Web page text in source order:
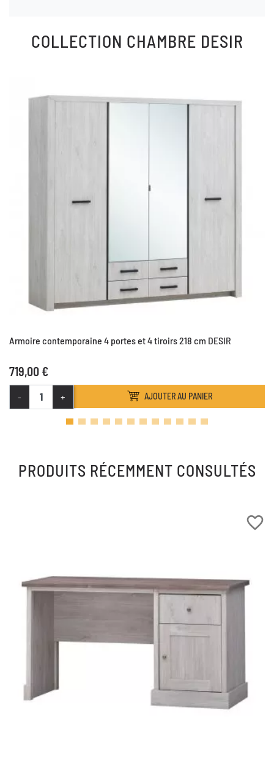
COLLECTION CHAMBRE DESIR
Armoire contemporaine 4 portes et 4 tiroirs 218 cm DESIR
719,00 €
- + AJOUTER AU PANIER
PRODUITS RÉCEMMENT CONSULTÉS
favorite_border